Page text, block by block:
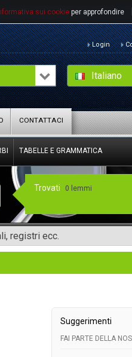
sui cookie per approfondire
Italiano
Login
CONTATTACI
TABELLE E GRAMMATICA
registri ecc.
Trovati 0 lemmi
Suggerimenti
FAI PARTE DELLA